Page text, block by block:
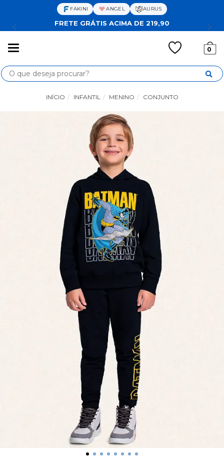
FAKINI ANGEL AURUS
FRETE GRÁTIS ACIMA DE 219,90
0
Busca
INÍCIO INFANTIL MENINO CONJUNTO